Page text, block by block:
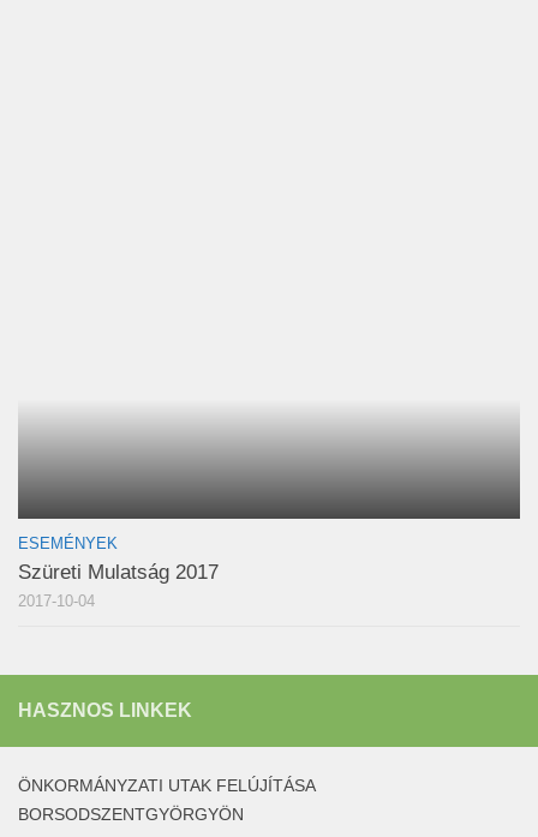
ESEMÉNYEK
Szüreti Mulatság 2017
2017-10-04
HASZNOS LINKEK
ÖNKORMÁNYZATI UTAK FELÚJÍTÁSA
BORSODSZENTGYÖRGYÖN